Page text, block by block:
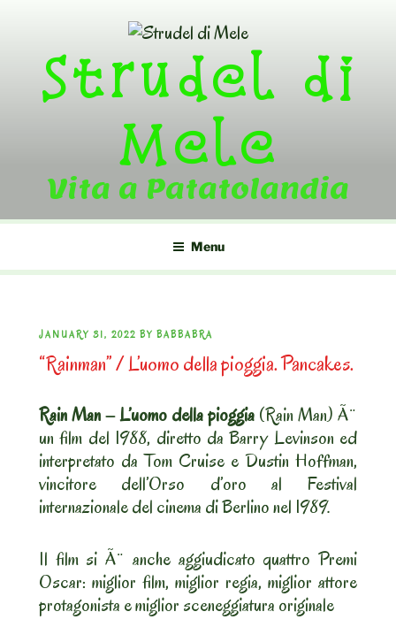
contentStrudel di
Mele
Vita a Patatolandia
Menu
POSTED
ON
JANUARY 31, 2022 BY BABBABRA
“Rainman” / L’uomo della pioggia. Pancakes.
Rain Man – L’uomo della pioggia (Rain Man) Ã¨
un film del 1988, diretto da Barry Levinson ed
interpretato da Tom Cruise e Dustin Hoffman,
vincitore dell’Orso d’oro al Festival
internazionale del cinema di Berlino nel 1989.
Il film si Ã¨ anche aggiudicato quattro Premi
Oscar: miglior film, miglior regia, miglior attore
protagonista e miglior sceneggiatura originale